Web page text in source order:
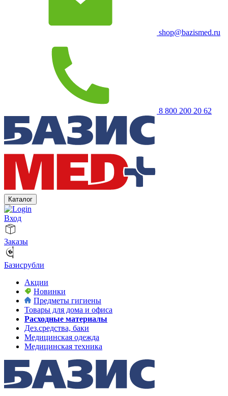
shop@bazismed.ru
8 800 200 20 62
Каталог
Вход
Заказы
Базисрубли
Акции
Новинки
Предметы гигиены
Товары для дома и офиса
Расходные материалы
Дез.средства, баки
Медицинская одежда
Медицинская техника